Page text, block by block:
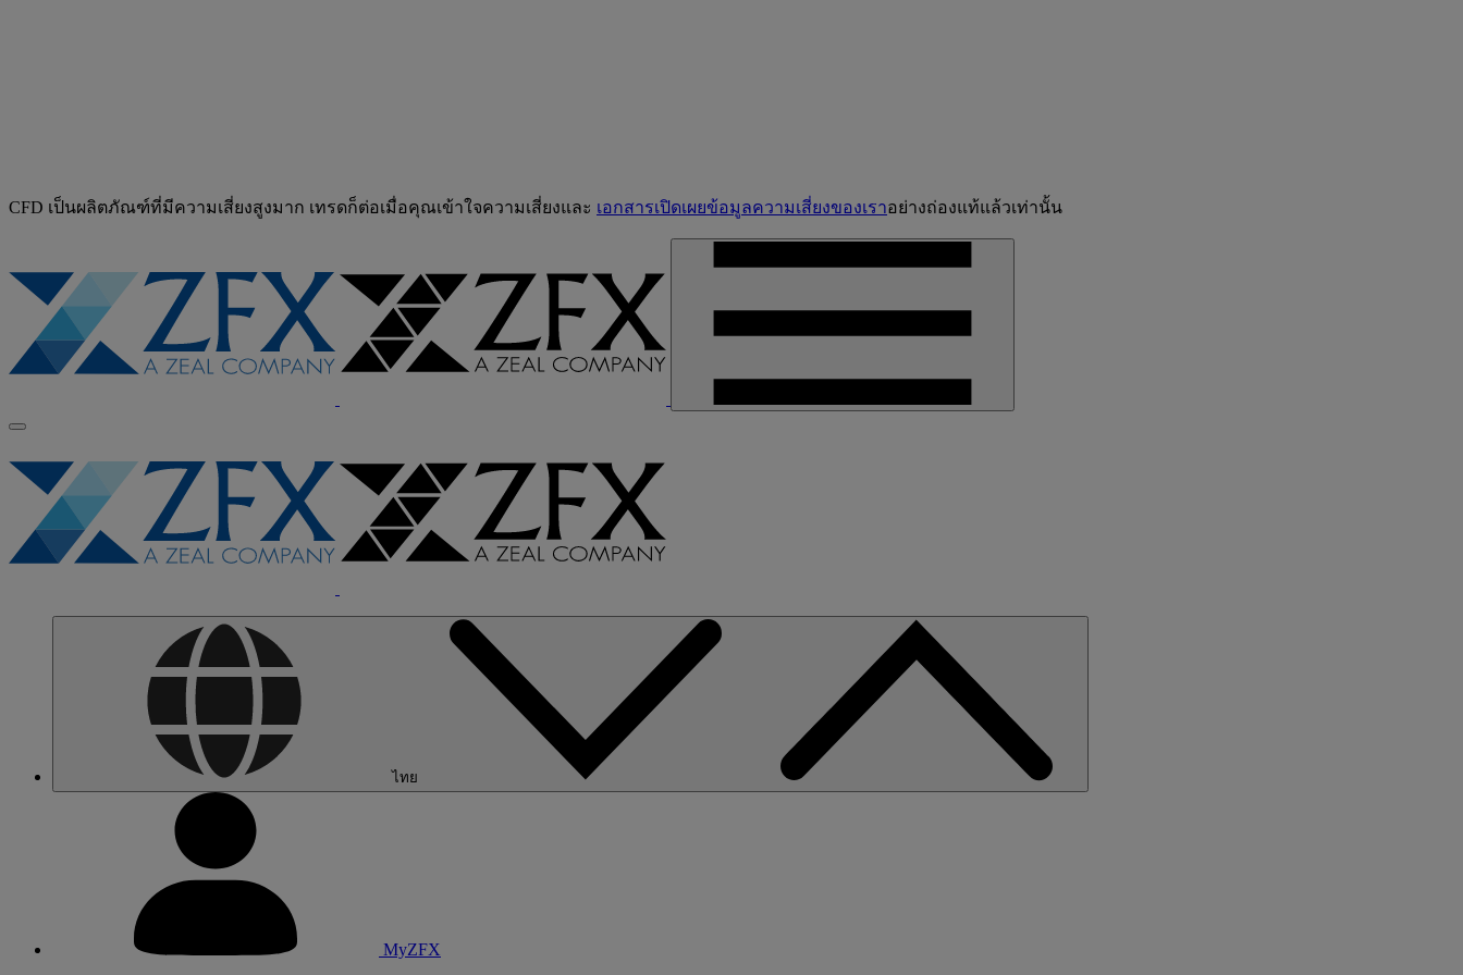
CFD เป็นผลิตภัณฑ์ที่มีความเสี่ยงสูงมาก เทรดก็ต่อเมื่อคุณเข้าใจความเสี่ยงและ เอกสารเปิดเผยข้อมูลความเสี่ยงของเราอย่างถ่องแท้แล้วเท่านั้น
ไทย
MyZFX